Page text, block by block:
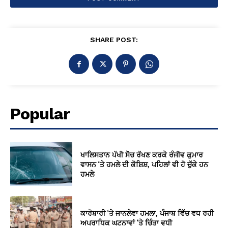
SHARE POST:
Popular
ਖਾਲਿਸਤਾਨ ਪੱਖੀ ਸੋਚ ਰੱਖਣ ਕਰਕੇ ਰੰਜੀਵ ਕੁਮਾਰ
ਵਾਸਨ ‘ਤੇ ਹਮਲੇ ਦੀ ਕੋਸ਼ਿਸ਼, ਪਹਿਲਾਂ ਵੀ ਹੋ ਚੁੱਕੇ ਹਨ
ਹਮਲੇ
ਕਾਰੋਬਾਰੀ ‘ਤੇ ਜਾਨਲੇਵਾ ਹਮਲਾ, ਪੰਜਾਬ ਵਿੱਚ ਵਧ ਰਹੀ
ਅਪਰਾਧਿਕ ਘਟਨਾਵਾਂ ‘ਤੇ ਚਿੰਤਾ ਵਧੀ